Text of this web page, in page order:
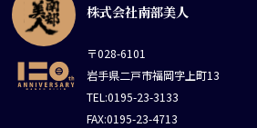
株式会社南部美人
〒028-6101
岩手県二戸市福岡字上町13
TEL:0195-23-3133
FAX:0195-23-4713